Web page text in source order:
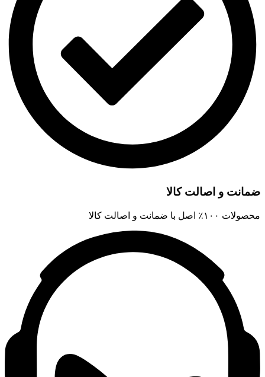
ضمانت و اصالت کالا
محصولات ۱۰۰٪ اصل با ضمانت و اصالت کالا